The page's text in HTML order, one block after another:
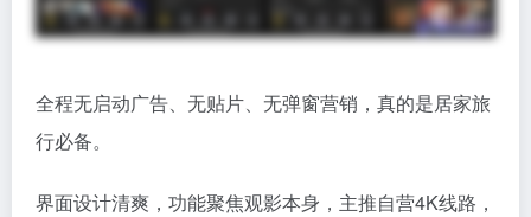
全程无启动广告、无贴片、无弹窗营销，真的是居家旅
行必备。
界面设计清爽，功能聚焦观影本身，主推自营4K线路，